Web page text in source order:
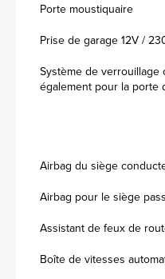
Porte moustiquaire
Prise de garage 12V /
Système de verrouillage
également pour la porte
Airbag du siège
Airbag pour le siège
Assistant de feux de
Boîte de vitesses